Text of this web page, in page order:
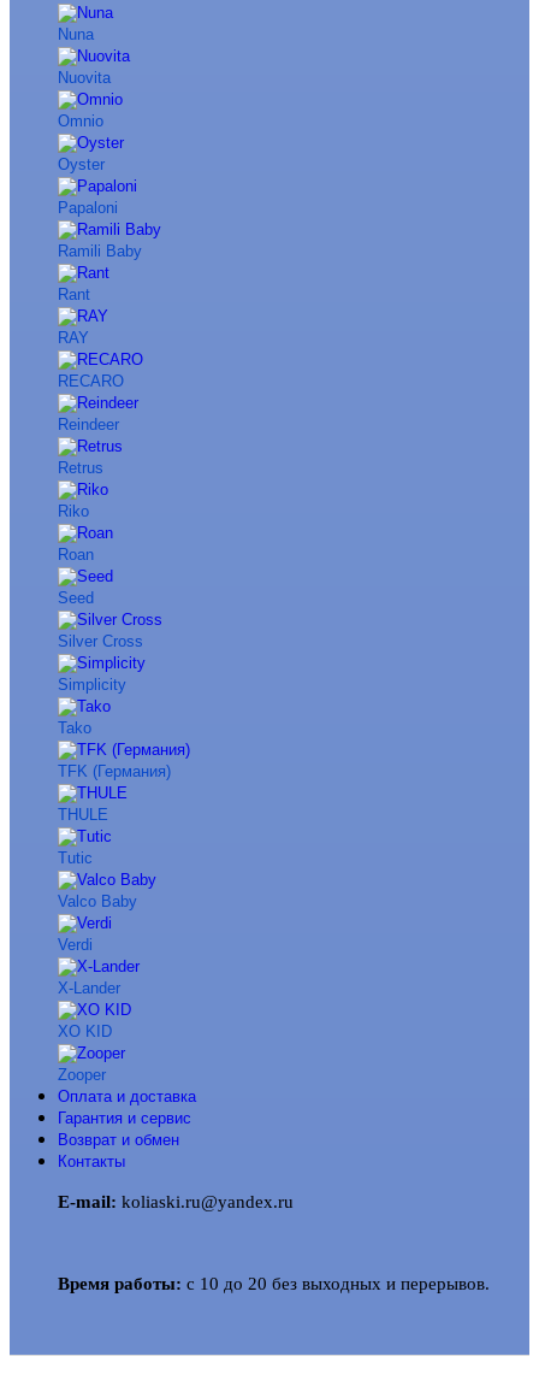
Nuna
Nuovita
Omnio
Oyster
Papaloni
Ramili Baby
Rant
RAY
RECARO
Reindeer
Retrus
Riko
Roan
Seed
Silver Cross
Simplicity
Tako
TFK (Германия)
THULE
Tutic
Valco Baby
Verdi
X-Lander
XO KID
Zooper
Оплата и доставка
Гарантия и сервис
Возврат и обмен
Контакты
E-mail: koliaski.ru@yandex.ru
Время работы: с 10 до 20 без выходных и перерывов.